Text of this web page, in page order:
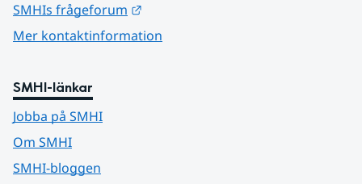
SMHIs frågeforum
Mer kontaktinformation
SMHI-länkar
Jobba på SMHI
Om SMHI
SMHI-bloggen